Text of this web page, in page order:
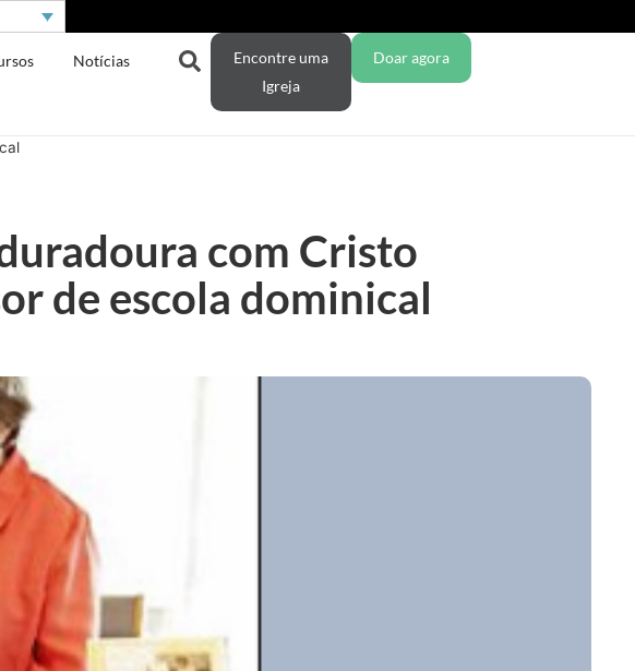
Notícias
Encontre uma
Igreja
Doar agora
com Cristo
de escola dominical